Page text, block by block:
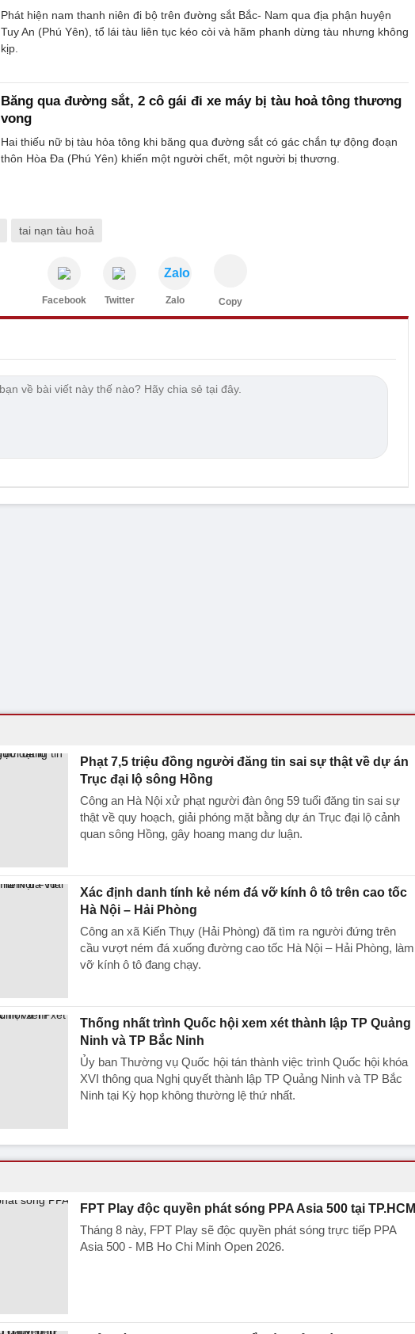
Phát hiện nam thanh niên đi bộ trên đường sắt Bắc- Nam qua địa phận huyện
Tuy An (Phú Yên), tổ lái tàu liên tục kéo còi và hãm phanh dừng tàu nhưng không
kịp.
Băng qua đường sắt, 2 cô gái đi xe máy bị tàu hoả tông thương
vong
Hai thiếu nữ bị tàu hỏa tông khi băng qua đường sắt có gác chắn tự động đoạn
thôn Hòa Đa (Phú Yên) khiến một người chết, một người bị thương.
tai nạn tàu hoả
Facebook Twitter
Zalo
Zalo Copy
Phạt 7,5 triệu đồng người đăng tin sai sự thật về dự án
Trục đại lộ sông Hồng
Công an Hà Nội xử phạt người đàn ông 59 tuổi đăng tin sai sự
thật về quy hoạch, giải phóng mặt bằng dự án Trục đại lộ cảnh
quan sông Hồng, gây hoang mang dư luận.
Xác định danh tính kẻ ném đá vỡ kính ô tô trên cao tốc
Hà Nội – Hải Phòng
Công an xã Kiến Thụy (Hải Phòng) đã tìm ra người đứng trên
cầu vượt ném đá xuống đường cao tốc Hà Nội – Hải Phòng, làm
vỡ kính ô tô đang chạy.
Thống nhất trình Quốc hội xem xét thành lập TP Quảng
Ninh và TP Bắc Ninh
Ủy ban Thường vụ Quốc hội tán thành việc trình Quốc hội khóa
XVI thông qua Nghị quyết thành lập TP Quảng Ninh và TP Bắc
Ninh tại Kỳ họp không thường lệ thứ nhất.
FPT Play độc quyền phát sóng PPA Asia 500 tại TP.HCM
Tháng 8 này, FPT Play sẽ độc quyền phát sóng trực tiếp PPA
Asia 500 - MB Ho Chi Minh Open 2026.